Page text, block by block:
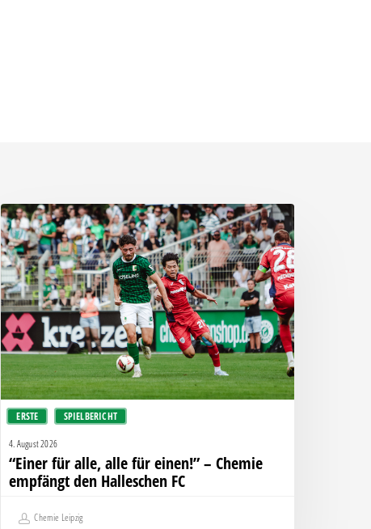
ERSTE SPIELBERICHT
“Einer
für
alle,
alle
für
einen!”
–
Chemie
empfängt
den
Halleschen
FC4. August 2026
“Einer für alle, alle für einen!” – Chemie
empfängt den Halleschen FC
Chemie Leipzig